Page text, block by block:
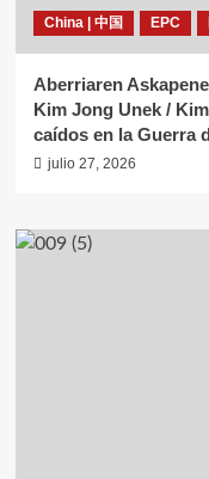
China | 中国 EPC
Aberriaren
Kim Jong Unek /
caídos en la Guerra
julio 27, 2026